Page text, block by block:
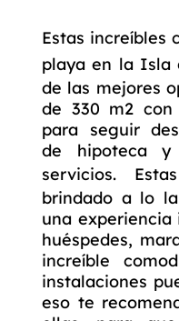
Estas increíbles
playa en la Isla
de las mejores
de 330 m2
para seguir
de hipoteca
servicios.
brindado a lo
una experiencia
huéspedes,
increíble
instalaciones
eso te